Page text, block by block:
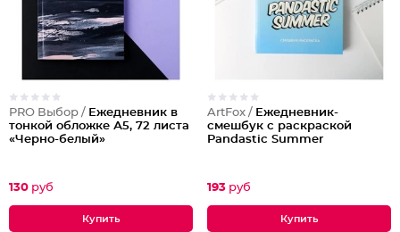
PRO Выбор / Ежедневник в
тонкой обложке А5, 72 листа
«Черно-белый»
130 руб
ArtFox / Ежедневник-
смешбук с раскраской
Pandastic Summer
193 руб